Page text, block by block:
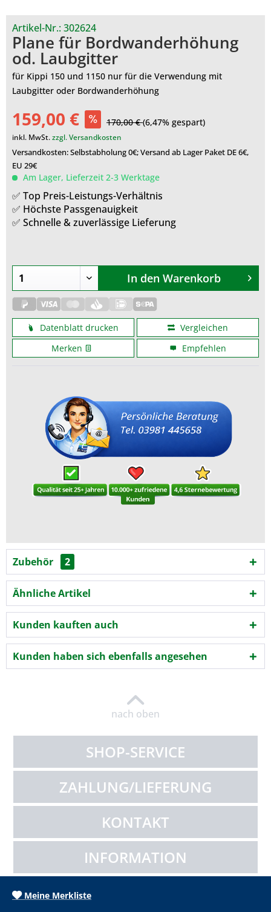
Artikel-Nr.:302624
Plane für Bordwanderhöhung
od. Laubgitter
für Kippi 150 und 1150 nur für die Verwendung mit
Laubgitter oder Bordwanderhöhung
159,00 € 170,00 €(6,47% gespart)
inkl. MwSt.zzgl. Versandkosten
Versandkosten: Selbstabholung 0€; Versand ab Lager Paket DE 6€,
EU 29€
Am Lager, Lieferzeit 2-3 Werktage
✅ Top Preis-Leistungs-Verhältnis
✅ Höchste Passgenauigkeit
✅ Schnelle & zuverlässige Lieferung
In den Warenkorb
Datenblatt drucken
Vergleichen
Merken
Empfehlen
Zubehör 2
Ähnliche Artikel
Kunden kauften auch
Kunden haben sich ebenfalls angesehen
nach oben
SHOP-SERVICE
ZAHLUNG/LIEFERUNG
KONTAKT
INFORMATION
Meine Merkliste